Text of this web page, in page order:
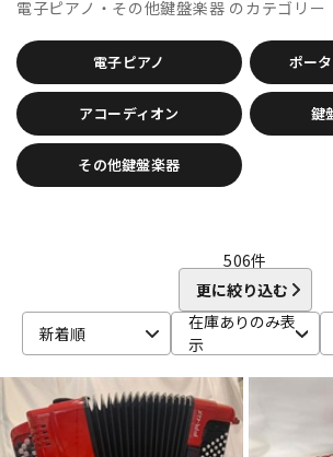
アンプ
DTM オンライン納品
キョーリツ 甲南
電子ピアノ・その他鍵盤楽器 のカテゴリー
電子ピアノ ポー
アコーディオン 鍵
その他鍵盤楽器
506件
更に絞り込む
新着順
在庫ありのみ表
示